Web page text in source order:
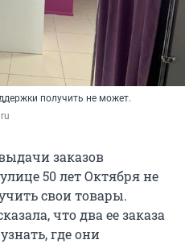
получить не может.
заказов
50 лет Октября не
свои товары.
что два ее заказа
где они